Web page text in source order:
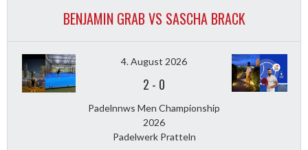
BENJAMIN GRAB VS SASCHA BRACK
4. August 2026
2 - 0
Padelnnws Men Championship
2026
Padelwerk Pratteln